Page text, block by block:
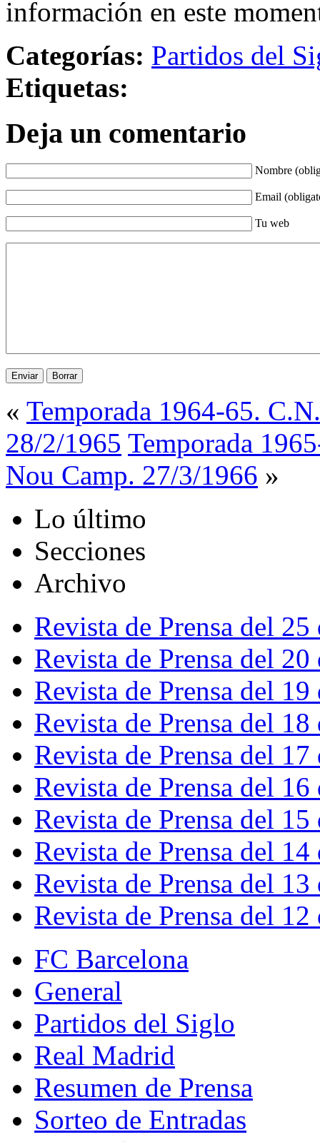
información en este
Categorías: Partidos del
Etiquetas:
Deja un comentario
Nombre
Email
Tu web
« Temporada 1964-65.
28/2/1965 Temporada
Nou Camp. 27/3/1966 »
Lo último
Secciones
Archivo
Revista de Prensa del
Revista de Prensa del
Revista de Prensa del
Revista de Prensa del
Revista de Prensa del
Revista de Prensa del
Revista de Prensa del
Revista de Prensa del
Revista de Prensa del
Revista de Prensa del
FC Barcelona
General
Partidos del Siglo
Real Madrid
Resumen de Prensa
Sorteo de Entradas